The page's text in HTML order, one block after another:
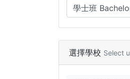
選擇學校 Select